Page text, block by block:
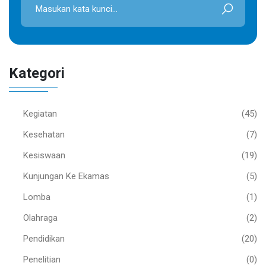
Kategori
Kegiatan
(45)
Kesehatan
(7)
Kesiswaan
(19)
Kunjungan Ke Ekamas
(5)
Lomba
(1)
Olahraga
(2)
Pendidikan
(20)
Penelitian
(0)